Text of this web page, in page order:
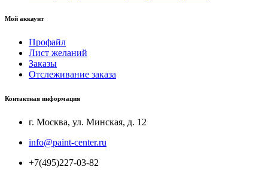
Мой аккаунт
Профайл
Лист желаний
Заказы
Отслеживание заказа
Контактная информация
г. Москва, ул. Минская, д. 12
info@paint-center.ru
+7(495)227-03-82